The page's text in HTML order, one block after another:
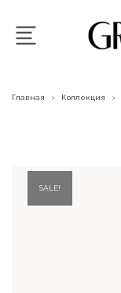
Главная > Коллекция >
SALE!